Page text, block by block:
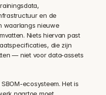
en de
waarlangs nieuwe
Niets hiervan past
die zijn
— niet voor data-assets
ecosysteem. Het is